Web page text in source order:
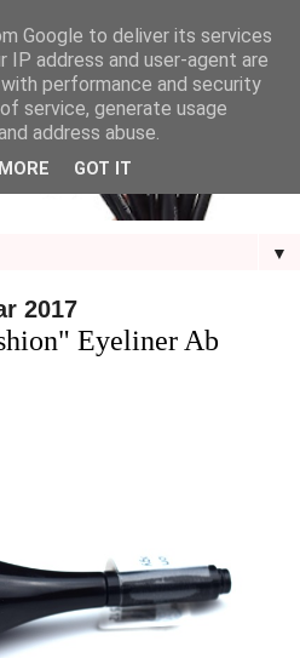
▼
2017
Eyeliner Ab
Google to deliver its services
IP address and user-agent are
performance and security
service, generate usage
address abuse.
GOT IT